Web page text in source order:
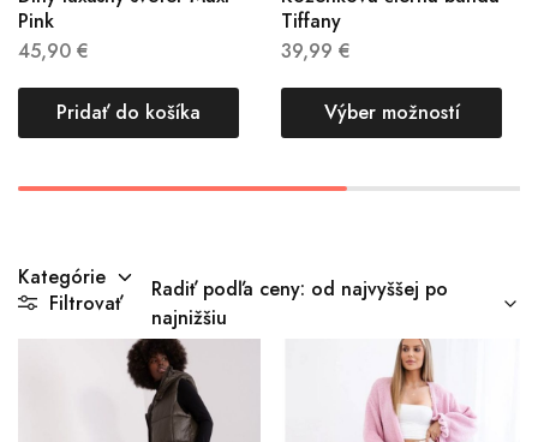
Pink
45,90 €
Pridať do košíka
Tiffany
39,99 €
Výber možností
Kategórie
Filtrovať
Radiť podľa ceny: od najvyššej po
najnižšiu